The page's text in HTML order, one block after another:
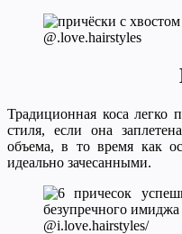
@.love.hairstyles
Традиционная коса легко
стиля, если она
объема, в то время как
идеально зачесанными.
@i.love.hairstyles/